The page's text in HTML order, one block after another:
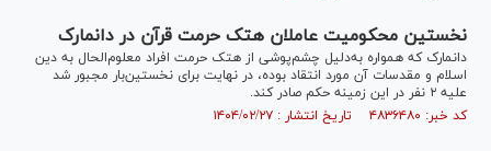
نخستین محکومیت عاملان هتک حرمت قرآن در دانمارک
دانمارک که همواره به‌دلیل چشم‌پوشی از هتک حرمت افراد معلوم‌الحال به دین
اسلام و مقدسات آن مورد انتقاد بوده، در نهایت برای نخستین‌بار مجبور شد
علیه ۲ نفر در این زمینه حکم صادر کند.
کد خبر: ۴۸۳۶۴۸۰ تاریخ انتشار : ۱۴۰۴/۰۲/۲۷